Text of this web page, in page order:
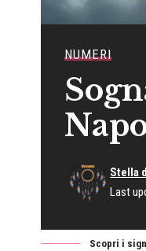
NUMERI
Last
Stella
Scopri i